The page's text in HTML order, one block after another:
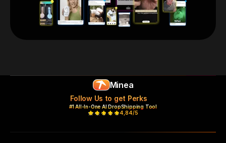
Minea
Follow Us to get Perks
#1 All-In-One AI DropShipping Tool
4,84/5